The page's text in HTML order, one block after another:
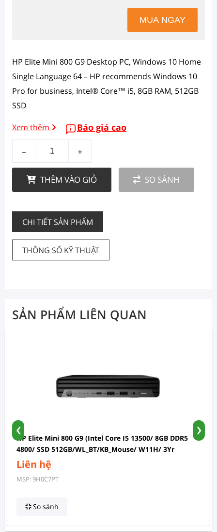
HP Elite Mini 800 G9 Desktop PC, Windows 10 Home
Single Language 64 – HP recommends Windows 10
Pro for business, Intel® Core™ i5, 8GB RAM, 512GB
SSD
Xem thêm Báo giá cao
– +
THÊM VÀO GIỎ SO SÁNH
CHI TIẾT SẢN PHẨM
THÔNG SỐ KỸ THUẬT
SẢN PHẨM LIÊN QUAN
HP Elite Mini 800 G9 (Intel Core I5 13500/ 8GB DDR5
4800/ SSD 512GB/WL_BT/KB_Mouse/ W11H/ 3Yr
Onsite)
Liên hệ
MSP: 9H0C7PT
So sánh
‹ ›